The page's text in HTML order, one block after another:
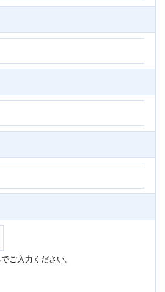
ご入力ください。